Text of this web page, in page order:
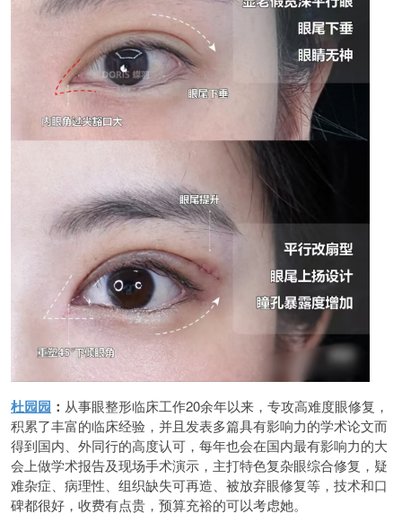
杜园园 ： 从事眼整形临床工作20余年以来，专攻高难度眼修复，
积累了丰富的临床经验，并且发表多篇具有影响力的学术论文而
得到国内、外同行的高度认可，每年也会在国内最有影响力的大
会上做学术报告及现场手术演示，主打特色复杂眼综合修复，疑
难杂症、病理性、组织缺失可再造、被放弃眼修复等，技术和口
碑都很好，收费有点贵，预算充裕的可以考虑她。